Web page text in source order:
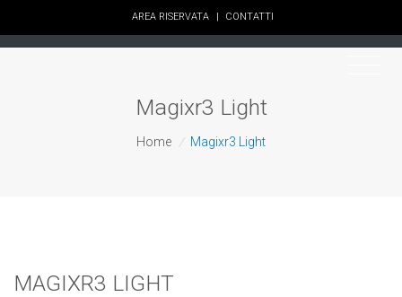
AREA RISERVATA | CONTATTI
Magixr3 Light
Home / Magixr3 Light
MAGIXR3 LIGHT